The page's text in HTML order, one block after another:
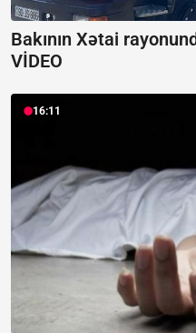
Bakının Xətai
VİDEO
16:11